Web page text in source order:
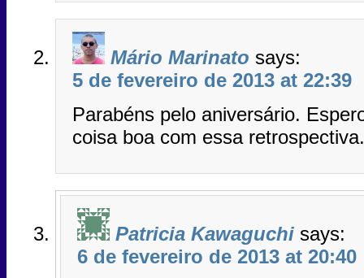
Mário Marinato says:
5 de fevereiro de 2013 at 22:39
Parabéns pelo aniversário.
coisa boa com essa
Patricia Kawaguchi says:
6 de fevereiro de 2013 at 20:40